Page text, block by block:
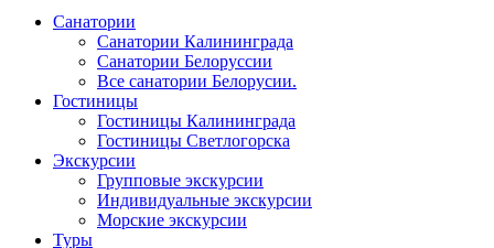
Санатории
Санатории Калининграда
Санатории Белоруссии
Все санатории Белорусии.
Гостиницы
Гостиницы Калининграда
Гостиницы Светлогорска
Экскурсии
Групповые экскурсии
Индивидуальные экскурсии
Морские экскурсии
Туры